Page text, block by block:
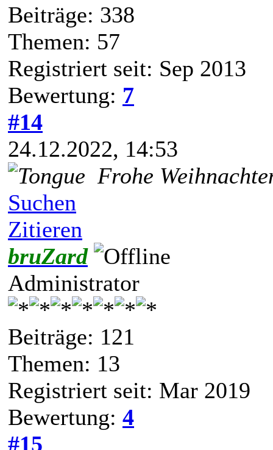
Beiträge: 338
Themen: 57
Registriert seit: Sep 2013
Bewertung: 7
#14
24.12.2022, 14:53
Frohe
Suchen
Zitieren
bruZard
Administrator
Beiträge: 121
Themen: 13
Registriert seit: Mar 2019
Bewertung: 4
#15